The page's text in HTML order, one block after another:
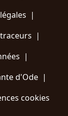
|
|
|
d'Ode |
cookies